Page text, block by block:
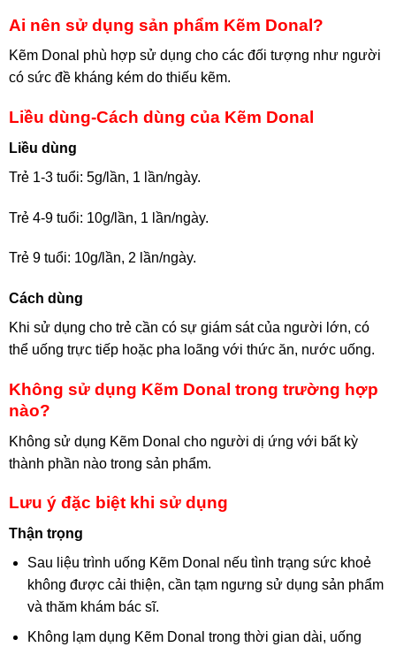
Ai nên sử dụng sản phẩm Kẽm Donal?
Kẽm Donal phù hợp sử dụng cho các đối tượng như người
có sức đề kháng kém do thiếu kẽm.
Liều dùng-Cách dùng của Kẽm Donal
Liều dùng
Trẻ 1-3 tuổi: 5g/lần, 1 lần/ngày.
Trẻ 4-9 tuổi: 10g/lần, 1 lần/ngày.
Trẻ 9 tuổi: 10g/lần, 2 lần/ngày.
Cách dùng
Khi sử dụng cho trẻ cần có sự giám sát của người lớn, có
thể uống trực tiếp hoặc pha loãng với thức ăn, nước uống.
Không sử dụng Kẽm Donal trong trường hợp
nào?
Không sử dụng Kẽm Donal cho người dị ứng với bất kỳ
thành phần nào trong sản phẩm.
Lưu ý đặc biệt khi sử dụng
Thận trọng
Sau liệu trình uống Kẽm Donal nếu tình trạng sức khoẻ
không được cải thiện, cần tạm ngưng sử dụng sản phẩm
và thăm khám bác sĩ.
Không lạm dụng Kẽm Donal trong thời gian dài, uống